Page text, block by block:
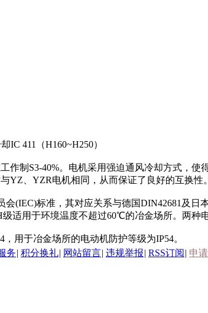
IC 411（H160~H250）
作制S3-40%。电机采用强迫通风冷却方式，
YZ、YZR电机相同，从而保证了良好的互换性。
(IEC)标准，其对应关系与德国DIN42681及
适用于环境温度不超过60℃的冶金场所。两种
用于冶金场所的电动机防护等级为IP54。
务| 积分换礼| 网站留言| 违规举报| RSS订阅 | 申